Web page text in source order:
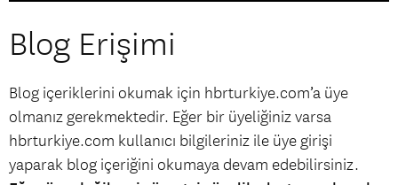
Blog Erişimi
Blog içeriklerini okumak için hbrturkiye.com’a üye
olmanız gerekmektedir. Eğer bir üyeliğiniz varsa
hbrturkiye.com kullanıcı bilgileriniz ile üye girişi
yaparak blog içeriğini okumaya devam edebilirsiniz.